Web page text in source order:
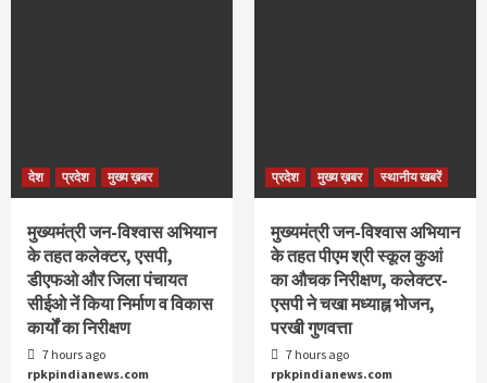
देश प्रदेश मुख्य ख़बर
मुख्यमंत्री जन-विश्वास अभियान
के तहत कलेक्टर, एसपी,
डीएफओ और जिला पंचायत
सीईओ नें किया निर्माण व विकास
कार्यों का निरीक्षण
7 hours ago
rpkpindianews.com
प्रदेश मुख्य ख़बर स्थानीय खबरें
मुख्यमंत्री जन-विश्वास अभियान
के तहत पीएम श्री स्कूल कुआं
का औचक निरीक्षण, कलेक्टर-
एसपी ने चखा मध्याह्न भोजन,
परखी गुणवत्ता
7 hours ago
rpkpindianews.com